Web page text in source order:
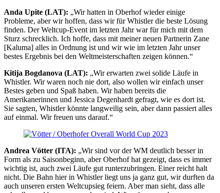
Anda Upite (LAT): „Wir hatten in Oberhof wieder einige
Probleme, aber wir hoffen, dass wir für Whistler die beste Lösung
finden. Der Weltcup-Event im letzten Jahr war für mich mit dem
Sturz schrecklich. Ich hoffe, dass mit meiner neuen Partnerin Zane
[Kaluma] alles in Ordnung ist und wir wie im letzten Jahr unser
bestes Ergebnis bei den Weltmeisterschaften zeigen können.“
Kitija Bogdanova (LAT): „Wir erwarten zwei solide Läufe in
Whistler. Wir waren noch nie dort, also wollen wir einfach unser
Bestes geben und Spaß haben. Wir haben bereits die
Amerikanerinnen und Jessica Degenhardt gefragt, wie es dort ist.
Sie sagten, Whistler könnte langweilig sein, aber dann passiert alles
auf einmal. Wir freuen uns darauf.“
Andrea Vötter (ITA): „Wir sind vor der WM deutlich besser in
Form als zu Saisonbeginn, aber Oberhof hat gezeigt, dass es immer
wichtig ist, auch zwei Läufe gut runterzubringen. Einer reicht halt
nicht. Die Bahn hier in Whistler liegt uns ja ganz gut, wir durften da
auch unseren ersten Weltcupsieg feiern. Aber man sieht, dass alle